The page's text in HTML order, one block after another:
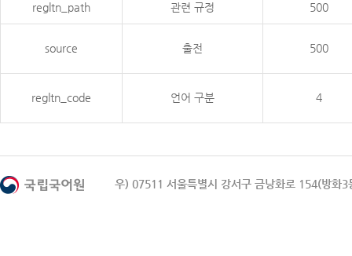
regltn_path 관련 규정 500
source 출전 500
regltn_code 언어 구분 4
우) 07511 서울특별시 강서구 금낭화로 154(방화3